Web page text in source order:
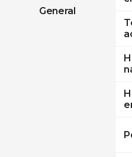
General